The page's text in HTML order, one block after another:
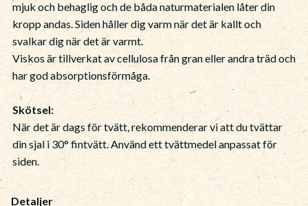
mjuk och behaglig och de båda naturmaterialen låter din
kropp andas. Siden håller dig varm när det är kallt och
svalkar dig när det är varmt.
Viskos är tillverkat av cellulosa från gran eller andra träd och
har god absorptionsförmåga.
Skötsel:
När det är dags för tvätt, rekommenderar vi att du tvättar
din sjal i 30° fintvätt. Använd ett tvättmedel anpassat för
siden.